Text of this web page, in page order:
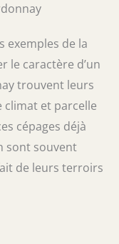
exemples de la
le caractère d’un
trouvent leurs
climat et parcelle
cépages déjà
sont souvent
de leurs terroirs